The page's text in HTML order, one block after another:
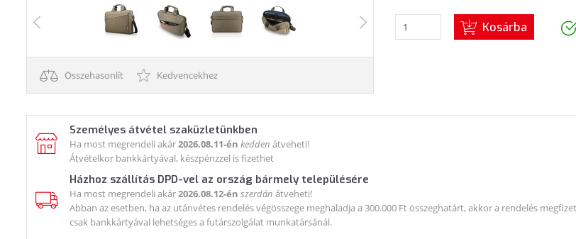
Összehasonlít Kedvencekhez
Kosárba
Személyes átvétel szaküzletünkben
Ha most megrendeli akár2026.08.11-én kedden átveheti!
Átvételkor bankkártyával, készpénzzel is fizethet
Házhoz szállítás DPD-vel az ország bármely településére
Ha most megrendeli akár2026.08.12-én szerdán átveheti!
Abban az esetben, ha az utánvétes rendelés végösszege meghaladja a 300.000 Ft összeghatárt, akkor a rendelés
csak bankkártyával lehetséges a futárszolgálat munkatársánál.